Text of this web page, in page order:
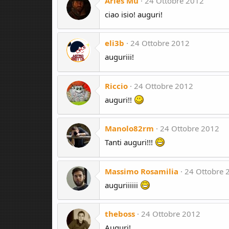
ciao isio! auguri!
eli3b
24 Ottobre 2012
auguriii!
Riccio
24 Ottobre 2012
auguri!!
Manolo82rm
24 Ottobre 2012
Tanti auguri!!!
Massimo Rosamilia
24 Ottobre
auguriiiiii
theboss 24 Ottobre 2012